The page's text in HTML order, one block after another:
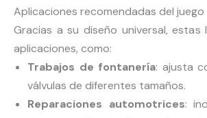
Aplicaciones recomendadas del
Gracias a su diseño universal,
aplicaciones, como:
Trabajos de fontanería: ajusta
válvulas de diferentes tamaños.
Reparaciones automotrices: